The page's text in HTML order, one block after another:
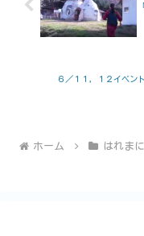
６／１１，１２イベン
ホーム はれまに